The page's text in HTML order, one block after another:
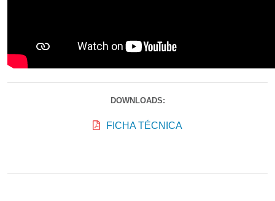
DOWNLOADS:
FICHA TÉCNICA